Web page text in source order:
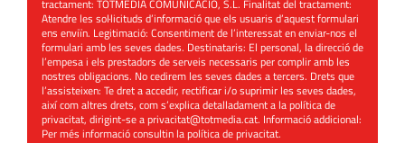
tractament: TOTMEDIA COMUNICACIÓ, S.L. Finalitat del tractament:
Atendre les sol·licituds d’informació que els usuaris d’aquest formulari
ens enviïn. Legitimació: Consentiment de l’interessat en enviar-nos el
formulari amb les seves dades. Destinataris: El personal, la direcció de
l’empesa i els prestadors de serveis necessaris per complir amb les
nostres obligacions. No cedirem les seves dades a tercers. Drets que
l’assisteixen: Te dret a accedir, rectificar i/o suprimir les seves dades,
així com altres drets, com s’explica detalladament a la política de
privacitat, dirigint-se aprivacitat@totmedia.cat. Informació addicional:
Per més informació consultin lapolítica de privacitat.